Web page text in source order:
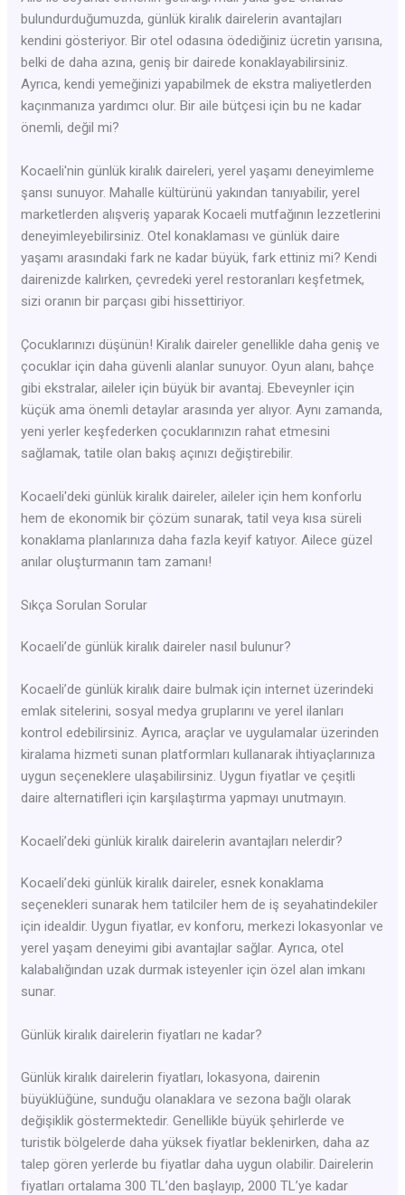
bulundurduğumuzda, günlük kiralık dairelerin avantajları
kendini gösteriyor. Bir otel odasına ödediğiniz ücretin yarısına,
belki de daha azına, geniş bir dairede konaklayabilirsiniz.
Ayrıca, kendi yemeğinizi yapabilmek de ekstra maliyetlerden
kaçınmanıza yardımcı olur. Bir aile bütçesi için bu ne kadar
önemli, değil mi?
Kocaeli'nin günlük kiralık daireleri, yerel yaşamı deneyimleme
şansı sunuyor. Mahalle kültürünü yakından tanıyabilir, yerel
marketlerden alışveriş yaparak Kocaeli mutfağının lezzetlerini
deneyimleyebilirsiniz. Otel konaklaması ve günlük daire
yaşamı arasındaki fark ne kadar büyük, fark ettiniz mi? Kendi
dairenizde kalırken, çevredeki yerel restoranları keşfetmek,
sizi oranın bir parçası gibi hissettiriyor.
Çocuklarınızı düşünün! Kiralık daireler genellikle daha geniş ve
çocuklar için daha güvenli alanlar sunuyor. Oyun alanı, bahçe
gibi ekstralar, aileler için büyük bir avantaj. Ebeveynler için
küçük ama önemli detaylar arasında yer alıyor. Aynı zamanda,
yeni yerler keşfederken çocuklarınızın rahat etmesini
sağlamak, tatile olan bakış açınızı değiştirebilir.
Kocaeli'deki günlük kiralık daireler, aileler için hem konforlu
hem de ekonomik bir çözüm sunarak, tatil veya kısa süreli
konaklama planlarınıza daha fazla keyif katıyor. Ailece güzel
anılar oluşturmanın tam zamanı!
Sıkça Sorulan Sorular
Kocaeli’de günlük kiralık daireler nasıl bulunur?
Kocaeli’de günlük kiralık daire bulmak için internet üzerindeki
emlak sitelerini, sosyal medya gruplarını ve yerel ilanları
kontrol edebilirsiniz. Ayrıca, araçlar ve uygulamalar üzerinden
kiralama hizmeti sunan platformları kullanarak ihtiyaçlarınıza
uygun seçeneklere ulaşabilirsiniz. Uygun fiyatlar ve çeşitli
daire alternatifleri için karşılaştırma yapmayı unutmayın.
Kocaeli’deki günlük kiralık dairelerin avantajları nelerdir?
Kocaeli’deki günlük kiralık daireler, esnek konaklama
seçenekleri sunarak hem tatilciler hem de iş seyahatindekiler
için idealdir. Uygun fiyatlar, ev konforu, merkezi lokasyonlar ve
yerel yaşam deneyimi gibi avantajlar sağlar. Ayrıca, otel
kalabalığından uzak durmak isteyenler için özel alan imkanı
sunar.
Günlük kiralık dairelerin fiyatları ne kadar?
Günlük kiralık dairelerin fiyatları, lokasyona, dairenin
büyüklüğüne, sunduğu olanaklara ve sezona bağlı olarak
değişiklik göstermektedir. Genellikle büyük şehirlerde ve
turistik bölgelerde daha yüksek fiyatlar beklenirken, daha az
talep gören yerlerde bu fiyatlar daha uygun olabilir. Dairelerin
fiyatları ortalama 300 TL’den başlayıp, 2000 TL’ye kadar